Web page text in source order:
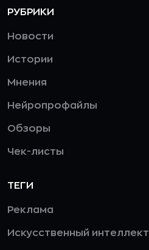
РУБРИКИ
Новости
Истории
Мнения
Нейропрофайлы
Обзоры
Чек-листы
ТЕГИ
Реклама
Искусственный интеллект